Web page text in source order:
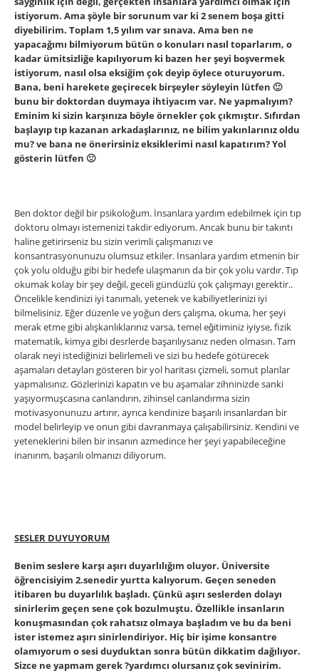
istiyorum. Ama şöyle bir sorunum var ki 2 senem boşa gitti
diyebilirim. Toplam 1,5 yılım var sınava. Ama ben ne
yapacağımı bilmiyorum bütün o konuları nasıl toparlarım, o
kadar ümitsizliğe kapılıyorum ki bazen her şeyi boşvermek
istiyorum, nasıl olsa eksiğim çok deyip öylece oturuyorum.
Bana, beni harekete geçirecek birşeyler söyleyin lütfen 🙂
bunu bir doktordan duymaya ihtiyacım var. Ne yapmalıyım?
Eminim ki sizin karşınıza böyle örnekler çok çıkmıştır. Sıfırdan
başlayıp tıp kazanan arkadaşlarınız, ne bilim yakınlarınız oldu
mu? ve bana ne önerirsiniz eksiklerimi nasıl kapatırım? Yol
gösterin lütfen 🙁
Ben doktor değil bir psikoloğum. İnsanlara yardım edebilmek için tıp
doktoru olmayı istemenizi takdir ediyorum. Ancak bunu bir takıntı
haline getirirseniz bu sizin verimli çalışmanızı ve
konsantrasyonunuzu olumsuz etkiler. İnsanlara yardım etmenin bir
çok yolu olduğu gibi bir hedefe ulaşmanın da bir çok yolu vardır. Tıp
okumak kolay bir şey deǧil, geceli gündüzlü çok çalışmayı gerektir..
Öncelikle kendinizi iyi tanımalı, yetenek ve kabiliyetlerinizi iyi
bilmelisiniz. Eğer düzenle ve yoğun ders çalışma, okuma, her şeyi
merak etme gibi alışkanlıklarınız varsa, temel eǧitiminiz iyiyse, fizik
matematik, kimya gibi desrlerde başarılıysanız neden olmasın. Tam
olarak neyi istediğinizi belirlemeli ve sizi bu hedefe götürecek
aşamaları detayları gösteren bir yol haritası çizmeli, somut planlar
yapmalısınız. Gözlerinizi kapatın ve bu aşamalar zihninizde sanki
yaşıyormuşcasına canlandırın, zihinsel canlandırma sizin
motivasyonunuzu artırır, ayrıca kendinize başarılı insanlardan bir
model belirleyip ve onun gibi davranmaya çalışabilirsiniz. Kendini ve
yeteneklerini bilen bir insanın azmedince her şeyi yapabileceğine
inanırım, başarılı olmanızı diliyorum.
SESLER DUYUYORUM
Benim seslere karşı aşırı duyarlılığım oluyor. Üniversite
öğrencisiyim 2.senedir yurtta kalıyorum. Geçen seneden
itibaren bu duyarlılık başladı. Çünkü aşırı seslerden dolayı
sinirlerim geçen sene çok bozulmuştu. Özellikle insanların
konuşmasından çok rahatsız olmaya başladım ve bu da beni
ister istemez aşırı sinirlendiriyor. Hiç bir işime konsantre
olamıyorum o sesi duyduktan sonra bütün dikkatim dağılıyor.
Sizce ne yapmam gerek ?yardımcı olursanız çok sevinirim.